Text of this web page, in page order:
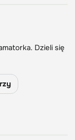
Dzieli się